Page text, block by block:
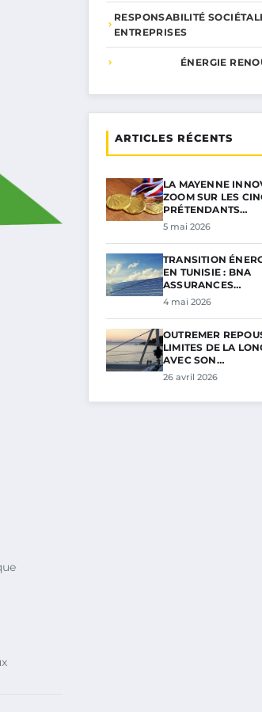
RESPONSABILITÉ
ENTREPRISES
ÉNERGIE
ARTICLES RÉCENTS
LA MAYENNE
ZOOM SUR LES
PRÉTENDANTS…
5 mai 2026
TRANSITION
EN TUNISIE : BNA
ASSURANCES…
4 mai 2026
OUTREMER
LIMITES DE LA
AVEC SON…
26 avril 2026